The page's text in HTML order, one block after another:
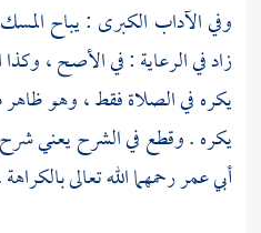
وفي الآداب الكبرى : يباح
زاد في الرعاية : في الأصح ،
يكره في الصلاة فقط ، وهو
يكره . وقطع في الشرح يعني شرح
أبي عمررحمهما الله تعالى